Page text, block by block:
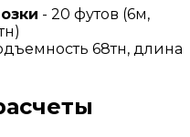
- 20 футов (6м,
68тн, длина